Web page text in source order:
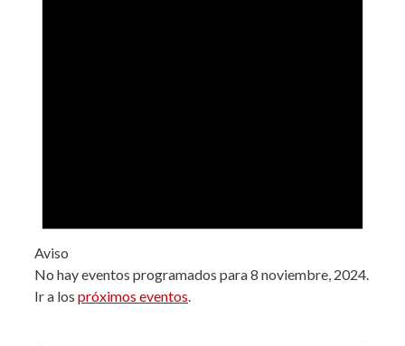
Aviso
No hay eventos programados para 8 noviembre, 2024.
Ir a los próximos eventos